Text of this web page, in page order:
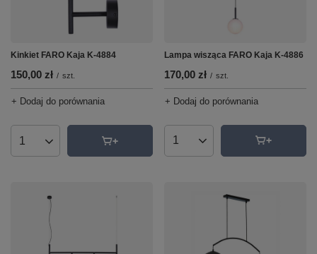
Kinkiet FARO Kaja K-4884
150,00 zł / szt.
+ Dodaj do porównania
Ilość produktów
Lampa wisząca FARO Kaja K-4886
170,00 zł / szt.
+ Dodaj do porównania
Ilość produktów